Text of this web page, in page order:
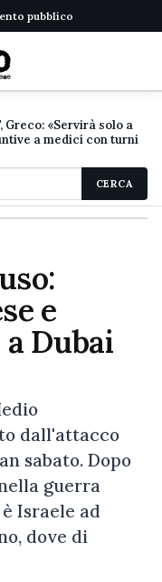
pubblico
«Servirà solo a
a medici con turni
CERCA
e
Dubai
dall'attacco
sabato. Dopo
guerra
Israele ad
dove di